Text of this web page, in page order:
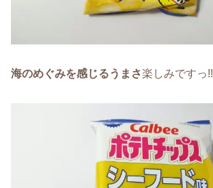
海のめぐみを感じるうまさ楽しみですっ!!